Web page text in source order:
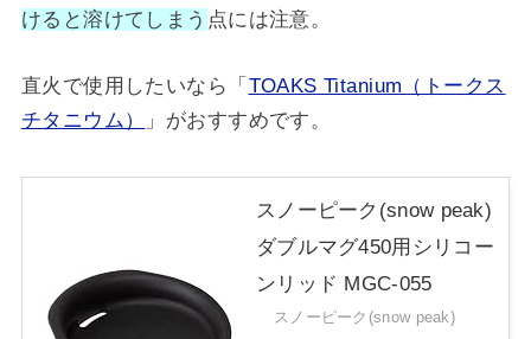
けると溶けてしまう 点には注意。
直火で使用したいなら「 TOAKS Titanium（トークス
チタニウム）
」がおすすめです。
スノーピーク(snow peak)
ダブルマグ450用シリコー
ンリッド MGC-055
スノーピーク(snow peak)